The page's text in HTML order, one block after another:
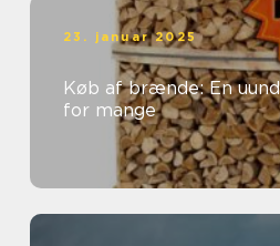
23. januar 2025
Køb af brænde: En
for mange